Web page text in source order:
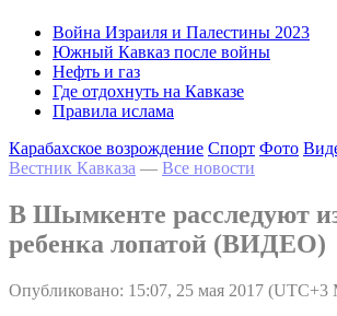
Война Израиля и Палестины 2023
Южный Кавказ после войны
Нефть и газ
Где отдохнуть на Кавказе
Правила ислама
Карабахское возрождение Спорт Фото
Вестник Кавказа — Все новости
В Шымкенте расследуют
ребенка лопатой (ВИДЕО)
Опубликовано: 15:07, 25 мая 2017 (UTC+3